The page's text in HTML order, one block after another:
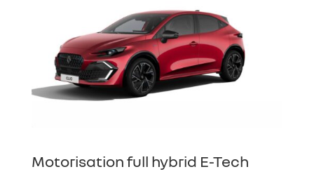
Motorisation full hybrid E-Tech